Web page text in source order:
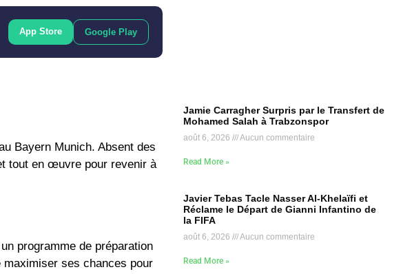
App Store Google Play
Bayern Munich. Absent des
tout en œuvre pour revenir à
programme de préparation
ses chances pour
Jamie Carragher Surpris par le Transfert de
Mohamed Salah à Trabzonspor
août 6, 2026 Aucun commentaire
Read More »
Javier Tebas Tacle Nasser Al-Khelaïfi et
Réclame le Départ de Gianni Infantino de
la FIFA
août 6, 2026 Aucun commentaire
Read More »